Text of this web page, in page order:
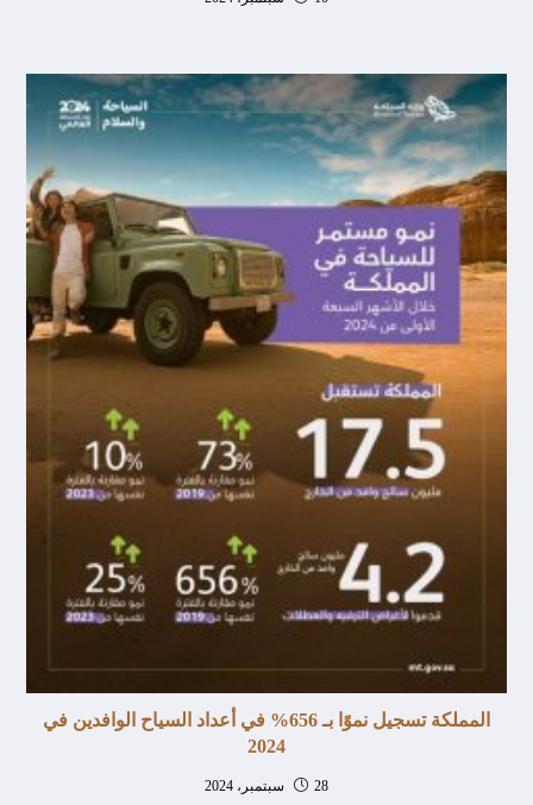
المملكة تسجيل نموًا بـ 656% في أعداد السياح الوافدين في
2024
28 سبتمبر، 2024